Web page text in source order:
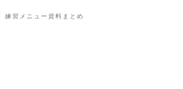
練習メニュー資料まとめ